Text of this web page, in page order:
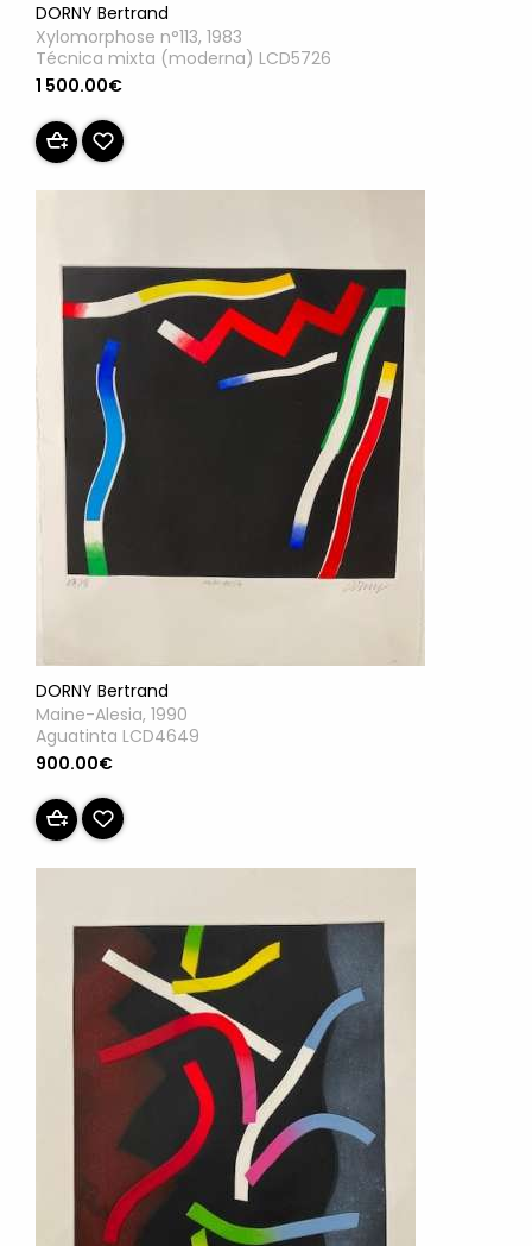
DORNY Bertrand
Xylomorphose n°113, 1983
Técnica mixta (moderna) LCD5726
1 500.00€
DORNY Bertrand
Maine-Alesia, 1990
Aguatinta LCD4649
900.00€